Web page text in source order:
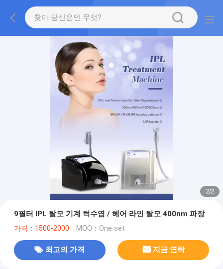
2/2
9필터 IPL 탈모 기계 턱수염 / 헤어 라인 탈모 400nm 파장
가격：1500-2000 MOQ：One set
최고의 가격 지금 연락